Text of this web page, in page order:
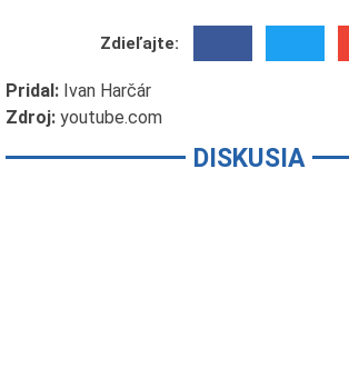
Zdieľajte:
Pridal: Ivan Harčár
Zdroj: youtube.com
DISKUSIA